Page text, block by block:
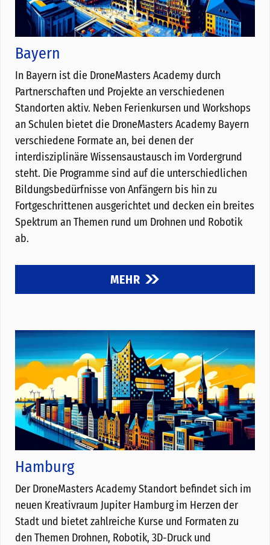
Bayern
In Bayern ist die DroneMasters Academy durch
Partnerschaften und Projekte an verschiedenen
Standorten aktiv. Neben Ferienkursen und Workshops
an Schulen bietet die DroneMasters Academy Bayern
verschiedene Formate an, bei denen der
interdisziplinäre Wissensaustausch im Vordergrund
steht. Die Programme sind auf die unterschiedlichen
Bildungsbedürfnisse von Anfängern bis hin zu
Fortgeschrittenen ausgerichtet und decken ein breites
Spektrum an Themen rund um Drohnen und Robotik
ab.
MEHR
Hamburg
Der DroneMasters Academy Standort befindet sich im
neuen Kreativraum Jupiter Hamburg im Herzen der
Stadt und bietet zahlreiche Kurse und Formaten zu
den Themen Drohnen, Robotik, 3D-Druck und